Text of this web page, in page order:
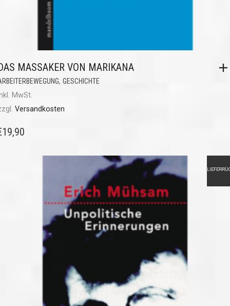
MASSAKER VON MARIKANA
, GESCHICHTE
MwSt.
Versandkosten
19,90